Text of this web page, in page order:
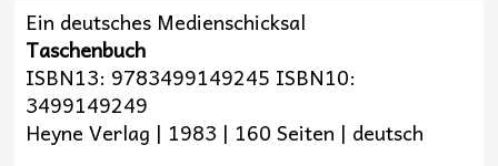
Ein deutsches Medienschicksal
Taschenbuch
ISBN13: 9783499149245 ISBN10:
3499149249
Heyne Verlag | 1983 | 160 Seiten | deutsch